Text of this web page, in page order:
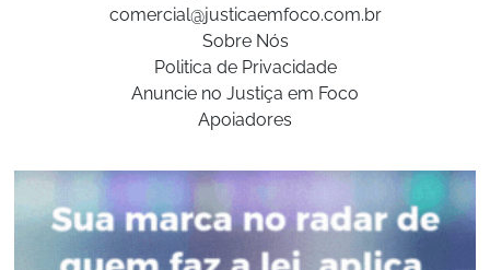
comercial@justicaemfoco.com.br
Sobre Nós
Politica de Privacidade
Anuncie no Justiça em Foco
Apoiadores